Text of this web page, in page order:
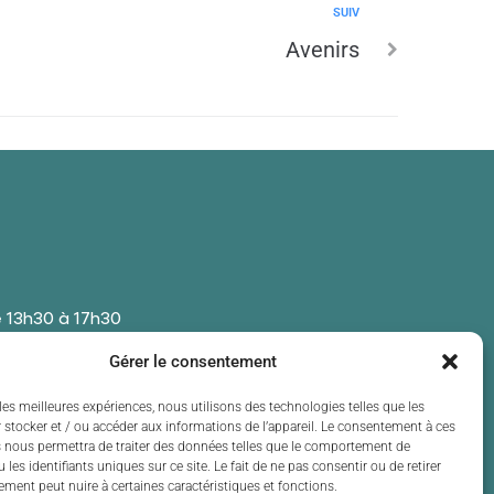
Gérer le consentement
meilleures expériences, nous utilisons des technologies telles que les
et / ou accéder aux informations de l’appareil. Le consentement à ces
permettra de traiter des données telles que le comportement de
les identifiants uniques sur ce site. Le fait de ne pas consentir ou de retirer
peut nuire à certaines caractéristiques et fonctions.
SUIV
Avenirs
à 17h30
à 17h30
13h30 à 17h30
à 17h30
de 13h30 à 17h30